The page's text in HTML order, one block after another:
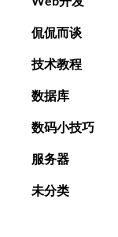
侃侃而谈
技术教程
数据库
数码小技巧
服务器
未分类